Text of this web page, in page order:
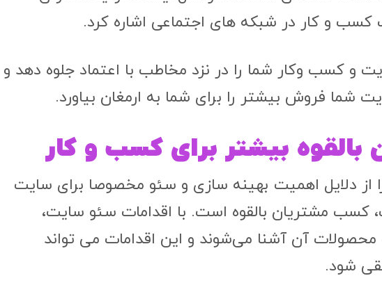
کسب و کار در شبکه های اجتماعی اشاره کرد.
و کسب وکار شما را در نزد مخاطب با اعتماد جلوه دهد و
شما فروش بیشتر را برای شما به ارمغان بیاورد.
بیشتر برای کسب و کار
از دلایل اهمیت بهینه سازی و سئو مخصوصا برای سایت‌
کسب مشتریان بالقوه است. با اقدامات سئو سایت،
محصولات آن آشنا می‌شوند و این اقدامات می تواند
شود.